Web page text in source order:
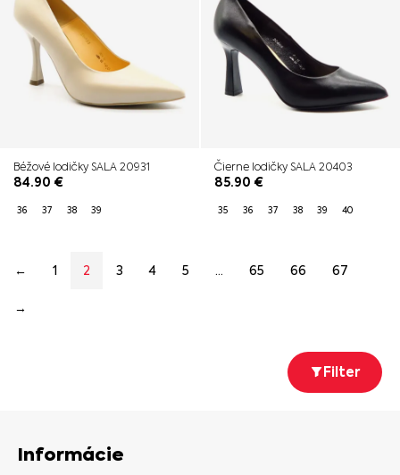
Béžové lodičky SALA 20931
84.90 €
36 37 38 39
Čierne lodičky SALA 20403
85.90 €
35 36 37 38 39 40
← 1 2 3 4 5 … 65 66 67
→
Filter
Informácie